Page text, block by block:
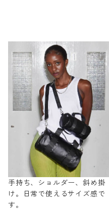
手持ち、ショルダー、斜め掛
け。日常で使えるサイズ感で
す。